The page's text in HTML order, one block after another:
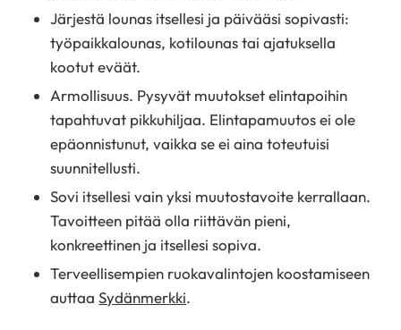
Järjestä lounas itsellesi ja päivääsi sopivasti:
työpaikkalounas, kotilounas tai ajatuksella
kootut eväät.
Armollisuus. Pysyvät muutokset elintapoihin
tapahtuvat pikkuhiljaa. Elintapamuutos ei ole
epäonnistunut, vaikka se ei aina toteutuisi
suunnitellusti.
Sovi itsellesi vain yksi muutostavoite kerrallaan.
Tavoitteen pitää olla riittävän pieni,
konkreettinen ja itsellesi sopiva.
Terveellisempien ruokavalintojen koostamiseen
auttaaSydänmerkki.